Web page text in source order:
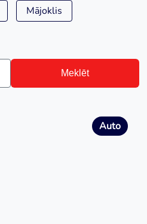
Mājoklis
Meklēt
Auto